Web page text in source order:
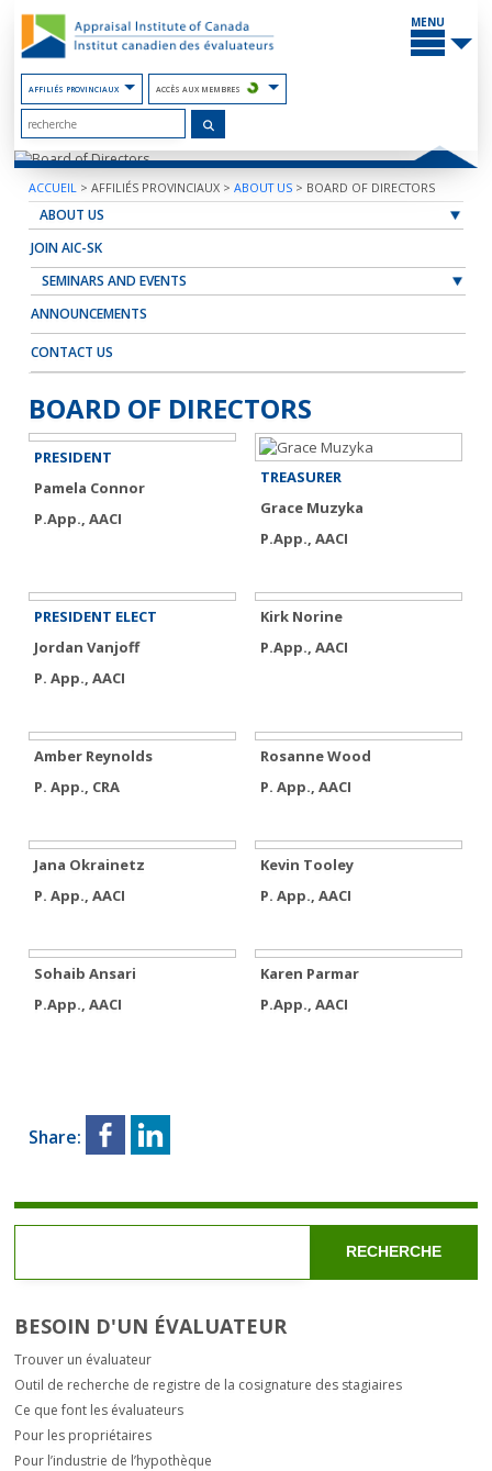
AFFILIÉS PROVINCIAUX ACCÈS AUX MEMBRES
MENU
ACCUEIL >AFFILIÉS PROVINCIAUX >ABOUT US > BOARD OF DIRECTORS
ABOUT US
JOIN AIC-SK
SEMINARS AND EVENTS
ANNOUNCEMENTS
CONTACT US
BOARD OF DIRECTORS
PRESIDENT
Pamela Connor
P.App., AACI
TREASURER
Grace Muzyka
P.App., AACI
PRESIDENT ELECT
Jordan Vanjoff
P. App., AACI
Kirk Norine
P.App., AACI
Amber Reynolds
P. App., CRA
Rosanne Wood
P. App., AACI
Jana Okrainetz
P. App., AACI
Kevin Tooley
P. App., AACI
Sohaib Ansari
P.App., AACI
Karen Parmar
P.App., AACI
Share:
RECHERCHE
BESOIN D'UN ÉVALUATEUR
Trouver un évaluateur
Outil de recherche de registre de la cosignature des stagiaires
Ce que font les évaluateurs
Pour les propriétaires
Pour l’industrie de l’hypothèque